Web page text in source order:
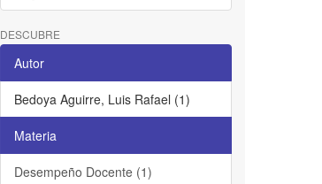
DESCUBRE
Autor
Bedoya Aguirre, Luis Rafael (1)
Materia
Desempeño Docente (1)